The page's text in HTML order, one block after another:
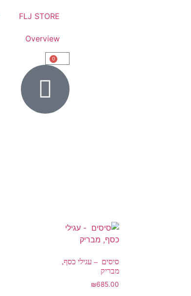
FLJ STORE
Overview
0
סיסים – עגילי כסף,
מבריק
₪685.00